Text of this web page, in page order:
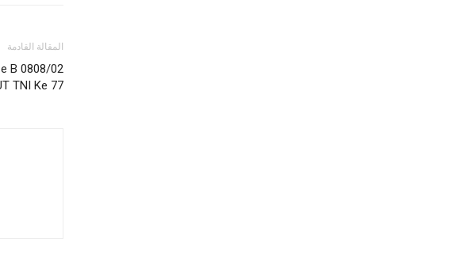
المقالة القادمة
B 0808/02
TNI Ke 77